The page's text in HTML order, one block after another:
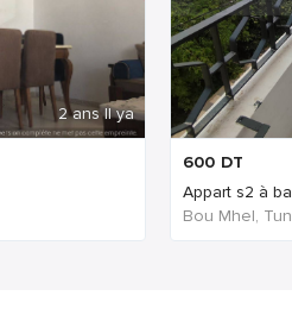
2 ans Il ya
600 DT
Appart s2 à
Bou Mhel,